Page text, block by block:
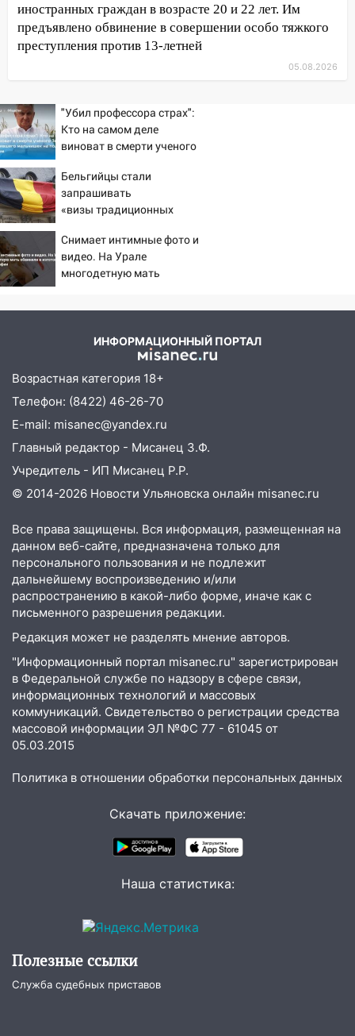
10:00 В Ульяновске дотла сгорел
легковой автомобиль
09:25
Вынесли приговор дебоширам,
избившим мужчину в трамвае
08:27
Ульяновская полиция получила
один из шести уникальных автомобилей
в России
07:02
Жара отступит: какой будет
погода в Ульяновске днем 5 августа
06:10
Двое мигрантов изнасиловали 13-
мешок и попытались утопить в Волге
05:30 Астрологи назвали самый
опасный день августа: что ждет каждый
знак 5 августа
Прокуратура проверяет
капремонт школы в посёлке Налейка
спортивные объекты в Старой Майне
21:01 Ульяновцев приглашают сдать
кровь: День донора пройдёт 6 августа
20:17 Ульяновская область девятую
неделю подряд удерживает самые
низкие цены на подсолнечное масло
19:33 Коровы-рекордсменки: в
Ульяновской области выросли надои
молока
18:20
В Ульяновской области до конца
года благоустроят 20 родников
17:27
В Ульяновской области 114 детей-
Дорожный сезон перевалил за
экватор: в Ульяновской области
обновили половину региональных трасс
В Ульяновской области
многоквартирный дом
области на 5 августа
иностранных граждан в возрасте 20 и 22 лет. Им
предъявлено обвинение в совершении особо тяжкого
преступления против 13-летней
05.08.2026
"Убил профессора страх":
Кто на самом деле
виноват в смерти ученого
мальчишек на поле с
горохом
Бельгийцы стали
запрашивать
«визы традиционных
РФ
Снимает интимные фото и
видео. На Урале
многодетную мать
ИНФОРМАЦИОННЫЙ ПОРТАЛ
Возрастная категория 18+
Телефон: (8422) 46-26-70
E-mail: misanec@yandex.ru
Главный редактор - Мисанец З.Ф.
Учредитель - ИП Мисанец Р.Р.
© 2014-2026 Новости Ульяновска онлайн misanec.ru
Все права защищены. Вся информация, размещенная на
данном веб-сайте, предназначена только для
персонального пользования и не подлежит
дальнейшему воспроизведению и/или
распространению в какой-либо форме, иначе как с
письменного разрешения редакции.
Редакция может не разделять мнение авторов.
"Информационный портал misanec.ru" зарегистрирован
в Федеральной службе по надзору в сфере связи,
информационных технологий и массовых
коммуникаций. Свидетельство о регистрации средства
массовой информации ЭЛ №ФС 77 - 61045 от
05.03.2015
Политика в отношении обработки персональных данных
Скачать приложение:
Наша статистика:
Полезные ссылки
Служба судебных приставов